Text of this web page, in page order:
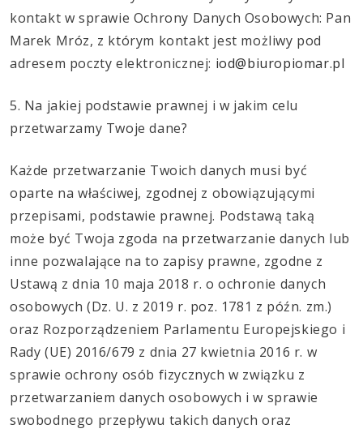
kontakt w sprawie Ochrony Danych Osobowych: Pan
Marek Mróz, z którym kontakt jest możliwy pod
adresem poczty elektronicznej: iod@biuropiomar.pl
5. Na jakiej podstawie prawnej i w jakim celu
przetwarzamy Twoje dane?
Każde przetwarzanie Twoich danych musi być
oparte na właściwej, zgodnej z obowiązującymi
przepisami, podstawie prawnej. Podstawą taką
może być Twoja zgoda na przetwarzanie danych lub
inne pozwalające na to zapisy prawne, zgodne z
Ustawą z dnia 10 maja 2018 r. o ochronie danych
osobowych (Dz. U. z 2019 r. poz. 1781 z późn. zm.)
oraz Rozporządzeniem Parlamentu Europejskiego i
Rady (UE) 2016/679 z dnia 27 kwietnia 2016 r. w
sprawie ochrony osób fizycznych w związku z
przetwarzaniem danych osobowych i w sprawie
swobodnego przepływu takich danych oraz